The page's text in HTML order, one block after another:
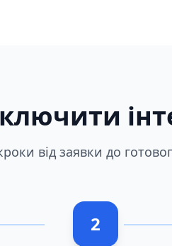
від заявки до
2